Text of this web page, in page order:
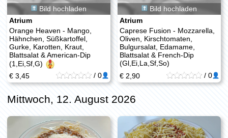
Bild hochladen
Atrium
Orange Heaven - Mango,
Hähnchen, Süßkartoffel,
Gurke, Karotten, Kraut,
Blattsalat & American-Dip
(1,Ei,Sf,G)
€ 3,45
/ 0
Bild hochladen
Atrium
Caprese Fusion - Mozzarella,
Oliven, Kirschtomaten,
Bulgursalat, Edamame,
Blattsalat & French-Dip
(Gl,Ei,La,Sf,So)
€ 2,90
/ 0
Mittwoch, 12. August 2026